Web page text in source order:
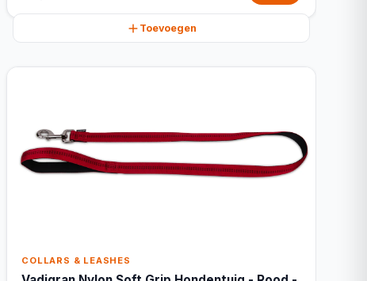
Toevoegen
COLLARS & LEASHES